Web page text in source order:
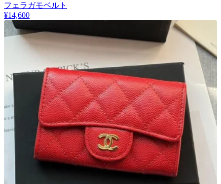
フェラガモベルト
¥14,600